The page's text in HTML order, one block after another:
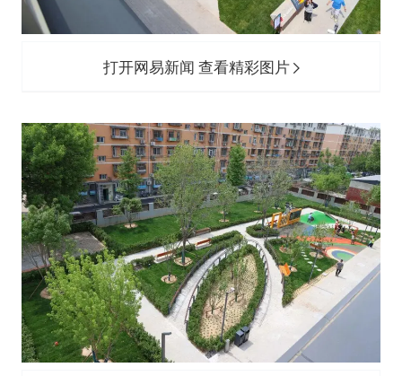
打开网易新闻 查看精彩图片